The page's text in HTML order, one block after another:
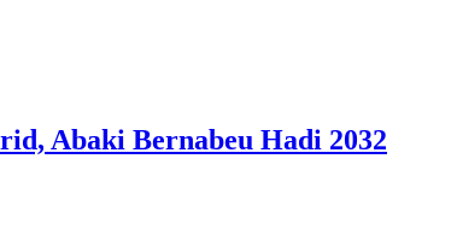
Abaki Bernabeu Hadi 2032